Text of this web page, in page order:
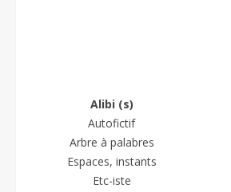
Alibi (s)
Autofictif
Arbre à palabres
Espaces, instants
Etc-iste